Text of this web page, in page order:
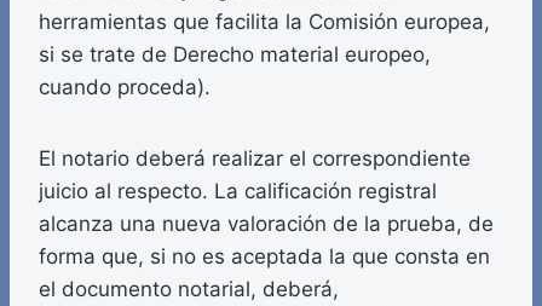
herramientas que facilita la Comisión europea,
si se trate de Derecho material europeo,
cuando proceda).
El notario deberá realizar el correspondiente
juicio al respecto. La calificación registral
alcanza una nueva valoración de la prueba, de
forma que, si no es aceptada la que consta en
el documento notarial, deberá,